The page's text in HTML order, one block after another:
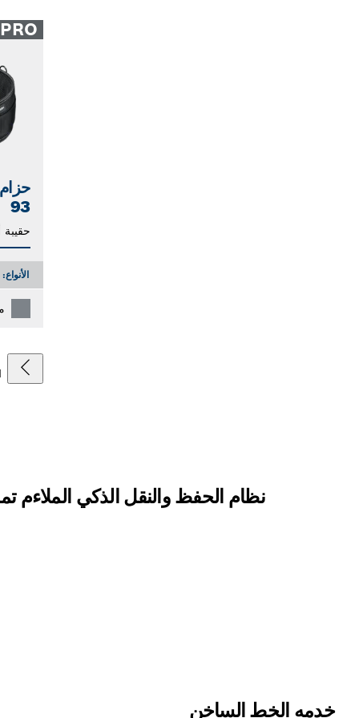
PRO
93
حقيبة
الأنواع:
نظام الحفظ والنقل الذكي الملاءم
خدمه الخط الساخن